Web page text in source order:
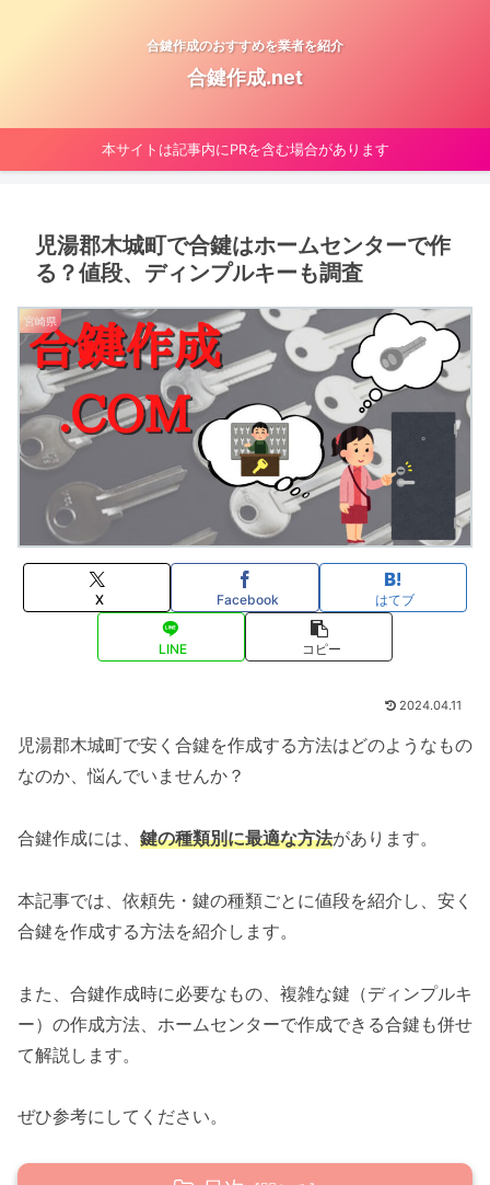
合鍵作成のおすすめを業者を紹介
合鍵作成.net
本サイトは記事内にPRを含む場合があります
児湯郡木城町で合鍵はホームセンターで作
る？値段、ディンプルキーも調査
宮崎県
X Facebook はてブ
LINE コピー
2024.04.11
児湯郡木城町で安く合鍵を作成する方法はどのようなもの
なのか、悩んでいませんか？
合鍵作成には、 鍵の種類別に最適な方法があります。
本記事では、依頼先・鍵の種類ごとに値段を紹介し、安く
合鍵を作成する方法を紹介します。
また、合鍵作成時に必要なもの、複雑な鍵（ディンプルキ
ー）の作成方法、ホームセンターで作成できる合鍵も併せ
て解説します。
ぜひ参考にしてください。